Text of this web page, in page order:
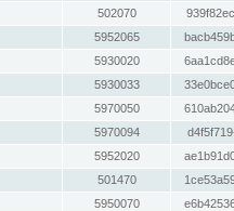
502070
5952065
5930020
5930033
5970050
5970094
5952020
501470
5950070